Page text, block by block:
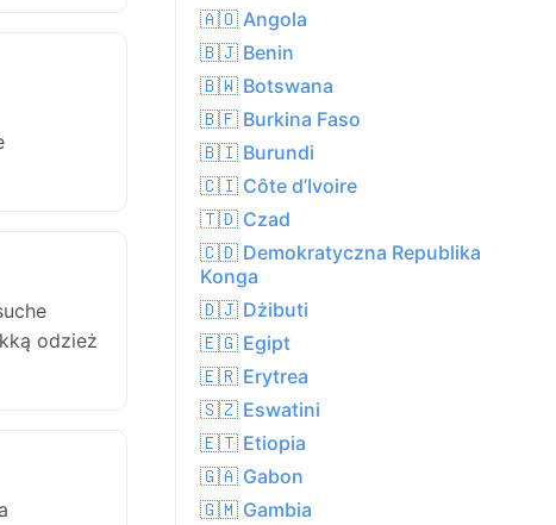
odzież
🇦🇴 Angola
🇧🇯 Benin
🇧🇼 Botswana
🇧🇫 Burkina Faso
🇧🇮 Burundi
🇨🇮 Côte d’Ivoire
🇹🇩 Czad
🇨🇩 Demokratyczna Republika
Konga
🇩🇯 Dżibuti
🇪🇬 Egipt
🇪🇷 Erytrea
🇸🇿 Eswatini
🇪🇹 Etiopia
🇬🇦 Gabon
🇬🇲 Gambia